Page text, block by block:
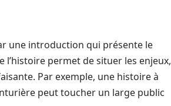
une introduction qui présente le
permet de situer les enjeux,
Par exemple, une histoire à
peut toucher un large public